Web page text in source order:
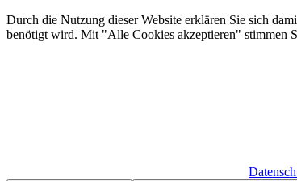
Durch die Nutzung dieser Website erklären Sie sich
benötigt wird. Mit "Alle Cookies akzeptieren" stimmen